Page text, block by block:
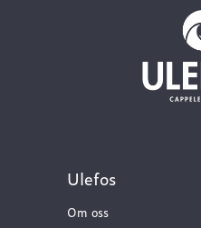
Ulefos
Om oss